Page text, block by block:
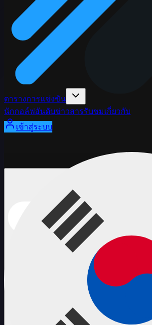
ตารางการแข่งขัน
นักกอล์ฟอันดับข่าวสารรับชมเกี่ยวกับ
เข้าสู่ระบบ